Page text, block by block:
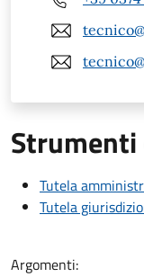
Tutela
Tutela
Argomenti: